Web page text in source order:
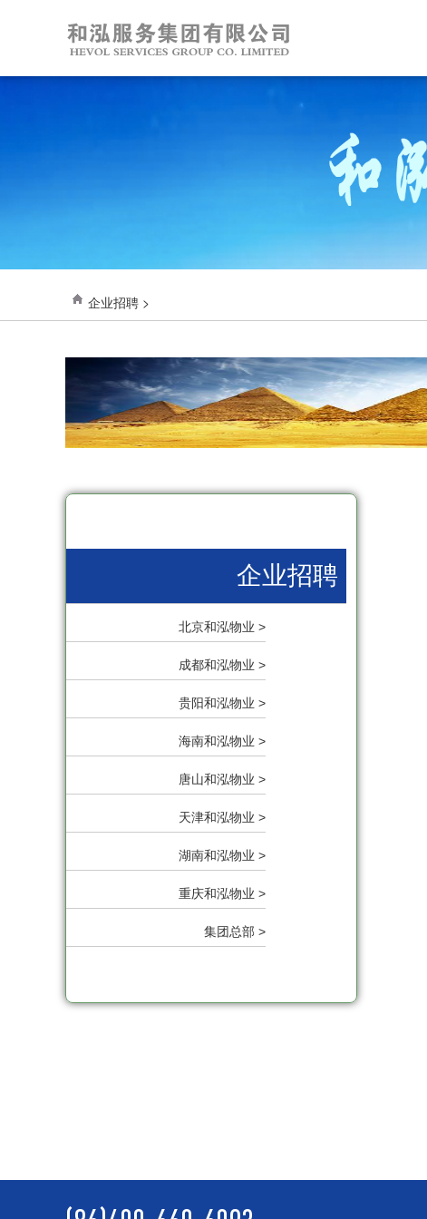
企业招聘 >
企业招聘
北京和泓物业 >
成都和泓物业 >
贵阳和泓物业 >
海南和泓物业 >
唐山和泓物业 >
天津和泓物业 >
湖南和泓物业 >
重庆和泓物业 >
集团总部 >